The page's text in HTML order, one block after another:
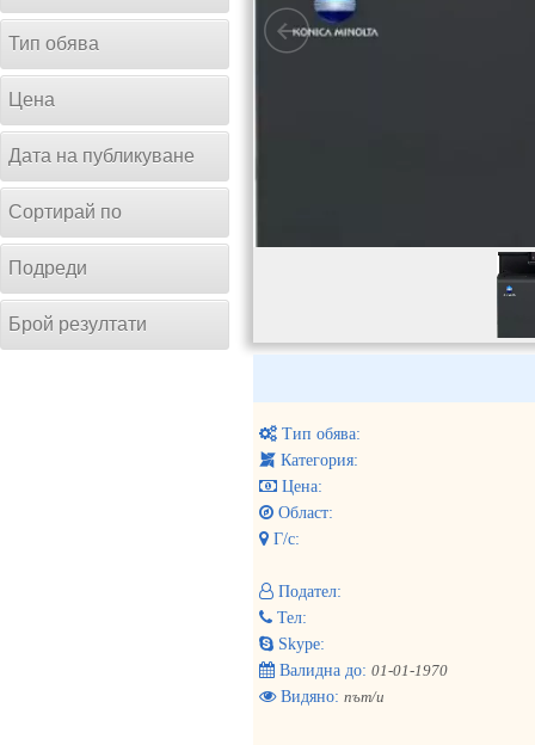
Тип обява
Цена
Дата на публикуване
Сортирай по
Подреди
Брой резултати
Тип обява:
Категория:
Цена:
Област:
Г/с:
Подател:
Тел:
Skype:
Валидна до: 01-01-1970
Видяно: път/и